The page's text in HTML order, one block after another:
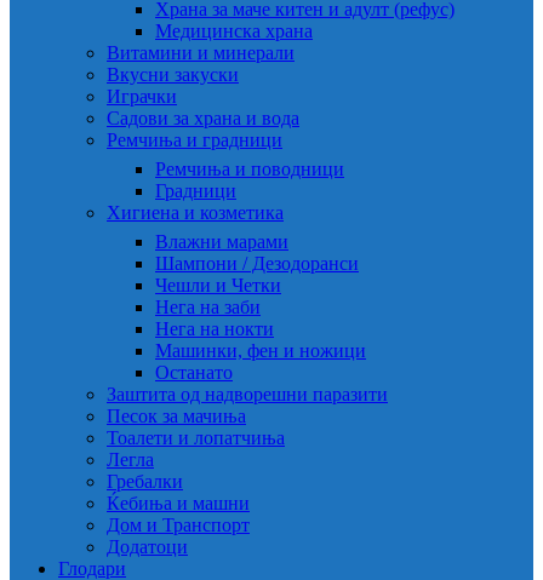
Храна за маче китен и адулт (рефус)
Медицинска храна
Витамини и минерали
Вкусни закуски
Играчки
Садови за храна и вода
Ремчиња и градници
Ремчиња и поводници
Градници
Хигиена и козметика
Влажни марами
Шампони / Дезодоранси
Чешли и Четки
Нега на заби
Нега на нокти
Машинки, фен и ножици
Останато
Заштита од надворешни паразити
Песок за мачиња
Тоалети и лопатчиња
Легла
Гребалки
Ќебиња и машни
Дом и Транспорт
Додатоци
Глодари